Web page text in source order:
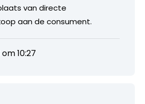
van directe
aan de consument.
10:27